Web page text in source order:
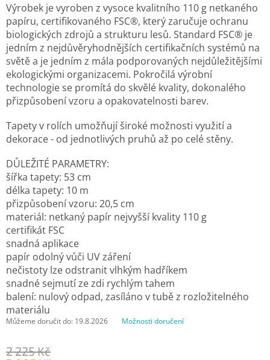
2 225 Kč
Můžeme doručit do: 19.8.2026 Možnosti doručení
Výrobek je vyroben z vysoce kvalitního 110 g netkaného
papíru, certifikovaného FSC®, který zaručuje ochranu
biologických zdrojů a strukturu lesů. Standard FSC® je
jedním z nejdůvěryhodnějších certifikačních systémů na
světě a je jedním z mála podporovaných nejdůležitějšími
ekologickými organizacemi. Pokročilá výrobní
technologie se promítá do skvělé kvality, dokonalého
přizpůsobení vzoru a opakovatelnosti barev.
Tapety v rolích umožňují široké možnosti využití a
dekorace - od jednotlivých pruhů až po celé stěny.
DŮLEŽITÉ PARAMETRY:
šířka tapety: 53 cm
délka tapety: 10 m
přizpůsobení vzoru: 20,5 cm
materiál: netkaný papír nejvyšší kvality 110 g
certifikát FSC
snadná aplikace
papír odolný vůči UV záření
nečistoty lze odstranit vlhkým hadříkem
snadné sejmutí ze zdi rychlým tahem
balení: nulový odpad, zasíláno v tubě z rozložitelného
materiálu